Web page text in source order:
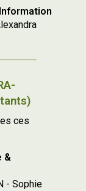
ces
&
- Sophie